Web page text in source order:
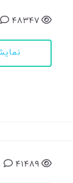
48347
41489